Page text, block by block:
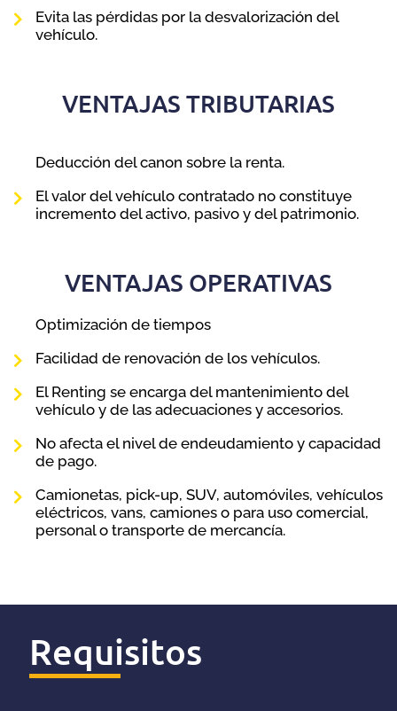
Evita las pérdidas por la desvalorización del
vehículo.
VENTAJAS TRIBUTARIAS
Deducción del canon sobre la renta.
El valor del vehículo contratado no constituye
incremento del activo, pasivo y del patrimonio.
VENTAJAS OPERATIVAS
Optimización de tiempos
Facilidad de renovación de los vehículos.
El Renting se encarga del mantenimiento del
vehículo y de las adecuaciones y accesorios.
No afecta el nivel de endeudamiento y capacidad
de pago.
Camionetas, pick-up, SUV, automóviles, vehículos
eléctricos, vans, camiones o para uso comercial,
personal o transporte de mercancía.
Requisitos